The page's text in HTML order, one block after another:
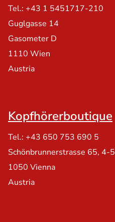
Tel.: +43 1 5451717-210
Guglgasse 14
Gasometer D
1110 Wien
Austria
Kopfhörerboutique
Tel.: +43 650 753 690 5
Schönbrunnerstrasse 65, 4-5
1050 Vienna
Austria